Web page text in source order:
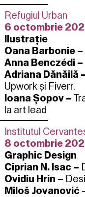
Refugiul Urban
6 octombrie
Ilustrație
Oana Barbonie –
Anna Benczédi –
Adriana Dănăilă
Upwork și Fiverr.
Ioana Șopov –
la art lead
Institutul
8 octombrie
Graphic Design
Ciprian N. Isac –
Ovidiu Hrin –
Miloš Jovanović